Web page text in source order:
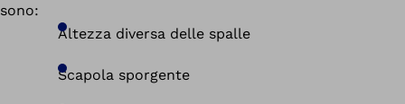
sono:
Altezza diversa delle spalle
Scapola sporgente